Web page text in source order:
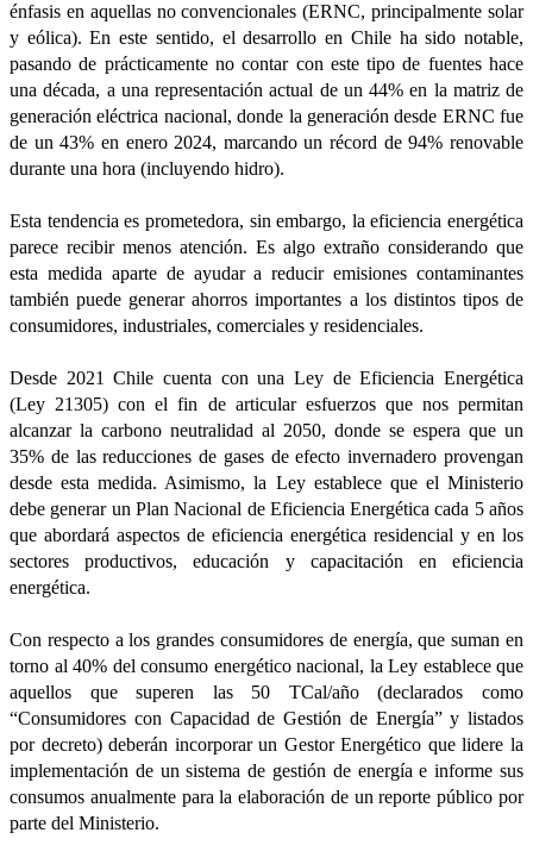
énfasis en aquellas no convencionales (ERNC, principalmente solar
y eólica). En este sentido, el desarrollo en Chile ha sido notable,
pasando de prácticamente no contar con este tipo de fuentes hace
una década, a una representación actual de un 44% en la matriz de
generación eléctrica nacional, donde la generación desde ERNC fue
de un 43% en enero 2024, marcando un récord de 94% renovable
durante una hora (incluyendo hidro).
Esta tendencia es prometedora, sin embargo, la eficiencia energética
parece recibir menos atención. Es algo extraño considerando que
esta medida aparte de ayudar a reducir emisiones contaminantes
también puede generar ahorros importantes a los distintos tipos de
consumidores, industriales, comerciales y residenciales.
Desde 2021 Chile cuenta con una Ley de Eficiencia Energética
(Ley 21305) con el fin de articular esfuerzos que nos permitan
alcanzar la carbono neutralidad al 2050, donde se espera que un
35% de las reducciones de gases de efecto invernadero provengan
desde esta medida. Asimismo, la Ley establece que el Ministerio
debe generar un Plan Nacional de Eficiencia Energética cada 5 años
que abordará aspectos de eficiencia energética residencial y en los
sectores productivos, educación y capacitación en eficiencia
energética.
Con respecto a los grandes consumidores de energía, que suman en
torno al 40% del consumo energético nacional, la Ley establece que
aquellos que superen las 50 TCal/año (declarados como
“Consumidores con Capacidad de Gestión de Energía” y listados
por decreto) deberán incorporar un Gestor Energético que lidere la
implementación de un sistema de gestión de energía e informe sus
consumos anualmente para la elaboración de un reporte público por
parte del Ministerio.